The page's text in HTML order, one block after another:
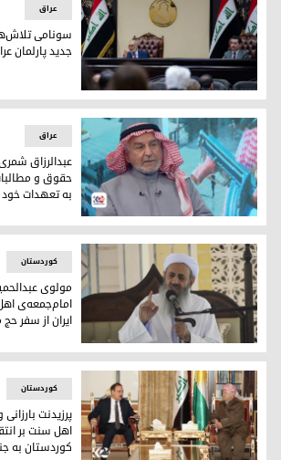
سونامی تلاش‌ها برای تعیین رئیس جدید
عراق
سونامی
جدید پارلمان
عبدالرزاق شمری
عراق
عبدالرزاق
حقوق و
به تعهدات
مولوی عبدالحمید، امام جمعه‌ی اهل سنت
کوردستان
مولوی
امام‌جمعه‌ی
ایران از سفر
کوردستان
پرزیدنت
اهل سنت بر
کوردستان به